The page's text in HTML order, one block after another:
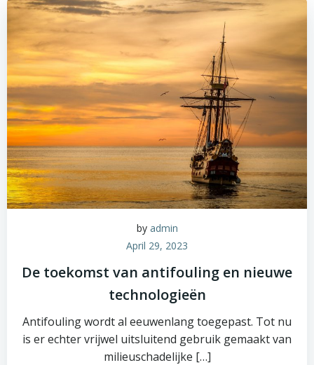
by admin
April 29, 2023
De toekomst van antifouling en nieuwe
technologieën
Antifouling wordt al eeuwenlang toegepast. Tot nu
is er echter vrijwel uitsluitend gebruik gemaakt van
milieuschadelijke […]